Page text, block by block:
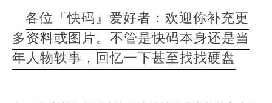
各位『快码』爱好者：欢迎你补充更
多资料或图片。不管是快码本身还是当
年人物轶事，回忆一下甚至找找硬盘